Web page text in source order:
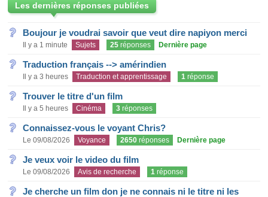
Les dernières réponses publiées
Boujour je voudrai savoir que veut dire napiyon merci
Il y a 1 minute Sujets 25 réponses Dernière page
Traduction français --> amérindien
Il y a 3 heures Traduction et apprentissage 1 réponse
Trouver le titre d'un film
Il y a 5 heures Cinéma 3 réponses
Connaissez-vous le voyant Chris?
Le 09/08/2026 Voyance 2650 réponses Dernière page
Je veux voir le video du film
Le 09/08/2026 Avis de recherche 1 réponse
Je cherche un film don je ne connais ni le titre ni les